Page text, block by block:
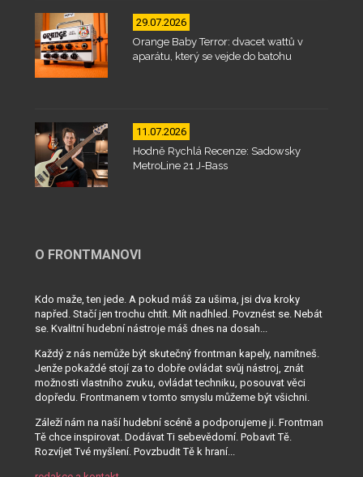
29.07.2026
Orange Baby Terror: dvacet wattů v
aparátu, který se vejde do batohu
11.07.2026
Hodně Rychlá Recenze: Sadowsky
MetroLine 21 J-Bass
O FRONTMANOVI
Kdo maže, ten jede. A pokud máš za ušima, jsi dva kroky
napřed. Stačí jen trochu chtít. Mít nadhled. Povznést se. Nebát
se. Kvalitní hudební nástroje máš dnes na dosah...
Každý z nás nemůže být skutečný frontman kapely, namítneš.
Jenže pokaždé stojí za to dobře ovládat svůj nástroj, znát
možnosti vlastního zvuku, ovládat techniku, posouvat věci
dopředu. Frontmanem v tomto smyslu můžeme být všichni.
Záleží nám na naší hudební scéně a podporujeme ji. Frontman
Tě chce inspirovat. Dodávat Ti sebevědomí. Pobavit Tě.
Rozvíjet Tvé myšlení. Povzbudit Tě k hraní...